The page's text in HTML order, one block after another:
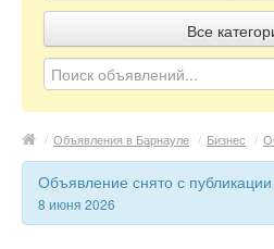
Все
/ Объявления в Барнауле / Бизнес /
Объявление снято с публикации
8 июня 2026